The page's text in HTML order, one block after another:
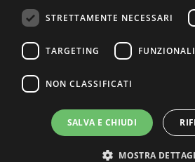
STRETTAMENTE NECESSARI
TARGETING
NON CLASSIFICATI
SALVA E CHIUDI
MOSTRA